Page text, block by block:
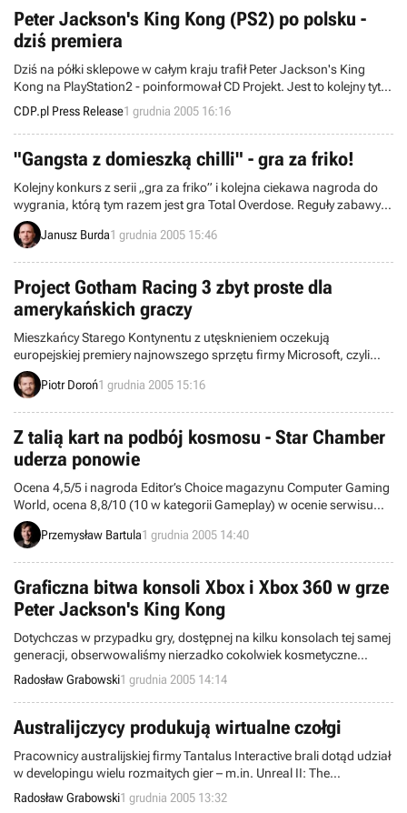
Peter Jackson's King Kong (PS2) po polsku -
dziś premiera
Dziś na półki sklepowe w całym kraju trafił Peter Jackson's King
Kong na PlayStation2 - poinformował CD Projekt. Jest to kolejny tytuł
konsolowy wydany przez CD Projekt w polskiej profesjonalnej wersji
językowej.
CDP.pl Press Release1 grudnia 2005 16:16
"Gangsta z domieszką chilli" - gra za friko!
Kolejny konkurs z serii „gra za friko” i kolejna ciekawa nagroda do
wygrania, którą tym razem jest gra Total Overdose. Reguły zabawy
wciąż te same – jeden mail i odrobina szczęścia wystarczą, aby
przesyłka z nagrodą trafiła właśnie do was.
Janusz Burda1 grudnia 2005 15:46
Project Gotham Racing 3 zbyt proste dla
amerykańskich graczy
Mieszkańcy Starego Kontynentu z utęsknieniem oczekują
europejskiej premiery najnowszego sprzętu firmy Microsoft, czyli
Xboxa 360. Do rozpoczęcia tego wydarzenia pozostało jeszcze tylko
kilkanaście godzin. Tymczasem z Ameryki, w której premiera miała
Piotr Doroń1 grudnia 2005 15:16
Z talią kart na podbój kosmosu - Star Chamber
uderza ponowie
Ocena 4,5/5 i nagroda Editor’s Choice magazynu Computer Gaming
World, ocena 8,8/10 (10 w kategorii Gameplay) w ocenie serwisu
GameSpot – oto czym może poszczycić gwiezdna gra strategiczna z
roku 2003 pt. Star Chamber. Piszę o tym, ponieważ wczoraj firma
czyli unowocześnionej edycji pierwotnej gry.
Przemysław Bartula1 grudnia 2005 14:40
Graficzna bitwa konsoli Xbox i Xbox 360 w grze
Peter Jackson's King Kong
Dotychczas w przypadku gry, dostępnej na kilku konsolach tej samej
generacji, obserwowaliśmy nierzadko cokolwiek kosmetyczne
różnice pomiędzy poszczególnymi wersjami. Jednak przykładowo
taka pozycja, jak Peter Jackson’s King Kong, obecna jest zarówno
na platformie Xbox, jak i Xbox 360. Redakcja internetowego serwisu
GamesFirst! postanowiła zbadać temat graficznej odmienności obu
Radosław Grabowski1 grudnia 2005 14:14
Australijczycy produkują wirtualne czołgi
Pracownicy australijskiej firmy Tantalus Interactive brali dotąd udział
w developingu wielu rozmaitych gier – m.in. Unreal II: The
Awakening, Manx TT Superbike i The House of the Dead. Natomiast
do niedawna chcieli przygotować zupełnie nowy elektroniczno-
Radosław Grabowski1 grudnia 2005 13:32